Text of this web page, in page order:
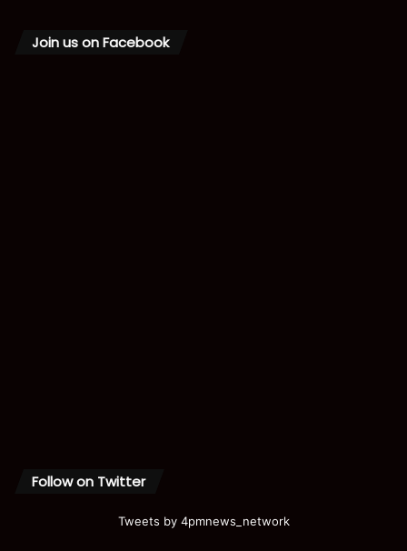
Join us on Facebook
Follow on Twitter
Tweets by 4pmnews_network